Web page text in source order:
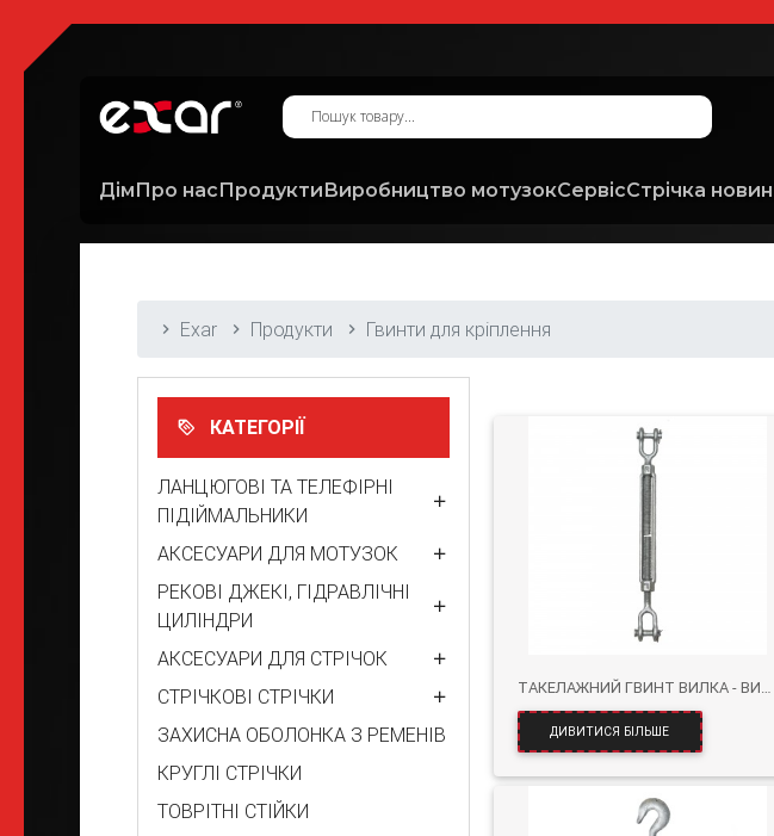
ДімПро насПродуктиВиробництво мотузокСервісСтрічка новин
Exar Продукти Гвинти для кріплення
КАТЕГОРІЇ
ЛАНЦЮГОВІ ТА ТЕЛЕФІРНІ
ПІДІЙМАЛЬНИКИ
АКСЕСУАРИ ДЛЯ МОТУЗОК
РЕКОВІ ДЖЕКІ, ГІДРАВЛІЧНІ
ЦИЛІНДРИ
АКСЕСУАРИ ДЛЯ СТРІЧОК
СТРІЧКОВІ СТРІЧКИ
ЗАХИСНА ОБОЛОНКА З РЕМЕНІВ
КРУГЛІ СТРІЧКИ
ТОВРІТНІ СТІЙКИ
ТАКЕЛАЖНИЙ ГВИНТ ВИЛКА - ВИЛКА
ДИВИТИСЯ БІЛЬШЕ